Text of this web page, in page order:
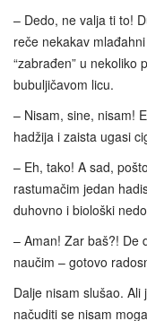
– Dedo, ne valja ti to!
reče nekakav
“zabrađen” u nekoliko
bubuljičavom licu.
– Nisam, sine, nisam!
hadžija i zaista ugasi
– Eh, tako! A sad,
rastumačim jedan
duhovno i biološki
– Aman! Zar baš?! De
naučim – gotovo
Dalje nisam slušao.
načuditi se nisam